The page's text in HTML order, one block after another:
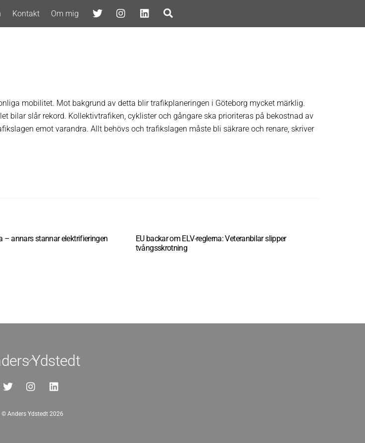
Kontakt Om mig
mobilitet. Mot bakgrund av detta blir trafikplaneringen i Göteborg mycket märklig.
bilar slår rekord. Kollektivtrafiken, cyklister och gångare ska prioriteras på bekostnad av
emot varandra. Allt behövs och trafikslagen måste bli säkrare och renare, skriver
– annars stannar elektrifieringen
EU backar om ELV-reglerna: Veteranbilar slipper
tvångsskrotning
Back
Top
Ydstedt
© Anders Ydstedt2026